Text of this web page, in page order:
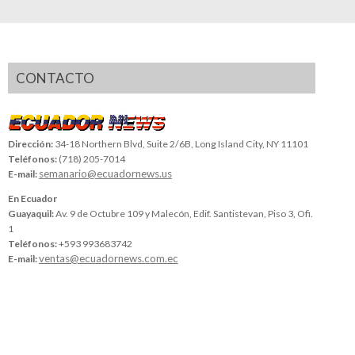
CONTACTO
Dirección: 34-18 Northern Blvd, Suite 2/6B, Long Island City, NY 11101
Teléfonos: (718) 205-7014
E-mail: semanario@ecuadornews.us
En Ecuador
Guayaquil:Av. 9 de Octubre 109 y Malecón, Edif. Santistevan, Piso 3, Ofi.
1
Teléfonos:+593 993683742
E-mail:ventas@ecuadornews.com.ec